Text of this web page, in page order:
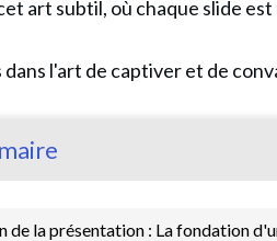
art subtil, où chaque slide
l'art de captiver et de
de la présentation : La fondation